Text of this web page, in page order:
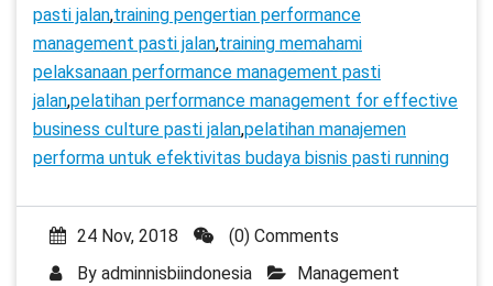
pasti jalan,training pengertian performance
management pasti jalan,training memahami
pelaksanaan performance management pasti
jalan,pelatihan performance management for effective
business culture pasti jalan,pelatihan manajemen
performa untuk efektivitas budaya bisnis pasti running
24 Nov, 2018
(0) Comments
By adminnisbiindonesia Management